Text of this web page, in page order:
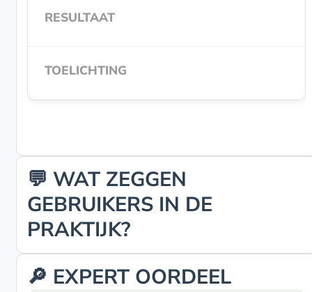
💬 WAT ZEGGEN
GEBRUIKERS IN DE
PRAKTIJK?
🔎 EXPERT OORDEEL